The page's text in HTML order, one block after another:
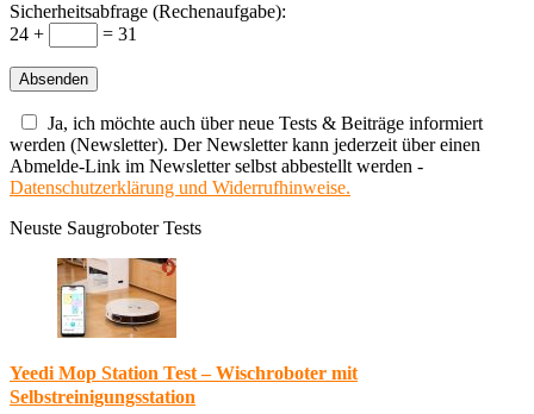
Sicherheitsabfrage (Rechenaufgabe):
24 +
= 31
Ja, ich möchte auch über neue Tests & Beiträge informiert
werden (Newsletter). Der Newsletter kann jederzeit über einen
Abmelde-Link im Newsletter selbst abbestellt werden -
Datenschutzerklärung und Widerrufhinweise.
Neuste Saugroboter Tests
Yeedi Mop Station Test – Wischroboter mit
Selbstreinigungsstation